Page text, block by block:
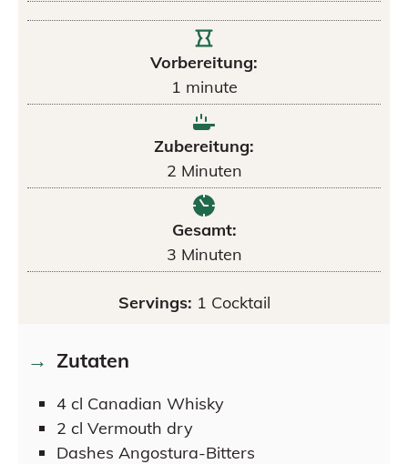
Vorbereitung:
1 minute
Zubereitung:
2 Minuten
Gesamt:
3 Minuten
Servings: 1 Cocktail
Zutaten
4 cl Canadian Whisky
2 cl Vermouth dry
Dashes Angostura-Bitters